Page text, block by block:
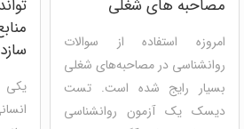
مصاحبه های شغلی
امروزه استفاده از سوالات
روانشناسی در مصاحبه‌های شغلی
بسیار رایج شده است. تست
دیسک یک آزمون روانشناسی